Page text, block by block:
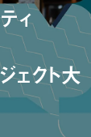
ィ
ェクト大